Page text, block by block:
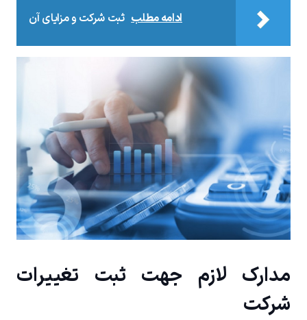
ادامه مطلب ثبت شرکت و مزایای آن
مدارک لازم جهت ثبت تغییرات
شرکت
کد ارسال شده را وارد کنید
ویرایش شماره موبایل
دریافت مجدد کد:
تایید کد